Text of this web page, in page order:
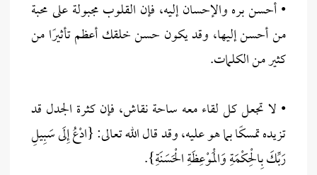
• أحسن بره والإحسان إليه، فإن القلوب مجبولة على محبة
من أحسن إليها، وقد يكون حسن خلقك أعظم تأثيرًا من
كثير من الكلمات.
• لا تجعل كل لقاء معه ساحة نقاش، فإن كثرة الجدل قد
تزيده تمسكًا بما هو عليه، وقد قال الله تعالى: {ادْعُ إِلَى سَبِيلِ
رَبِّكَ بِالْحِكْمَةِ وَالْمَوْعِظَةِ الْحَسَنَةِ}.